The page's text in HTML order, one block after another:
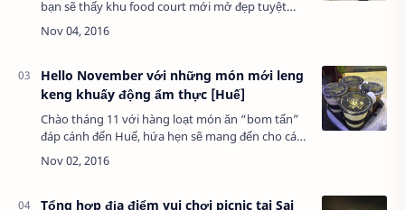
bạn sẽ thấy khu food court mới mở đẹp tuyệt
này với khoảng 15 gian hàng từ đồ ăn vặt, ăn no
đến các loại thức uống. Ở đây có tất …
Hello November với những món mới leng
keng khuấy động ẩm thực [Huế]
Chào tháng 11 với hàng loạt món ăn “bom tấn”
đáp cánh đến Huế, hứa hẹn sẽ mang đến cho các
tín đồ ẩm thực nhà mình nhiều trải nghiệm vị giác
mới lạ. Cùng đón xem đây là những món g…
Tổng hợp địa điểm vui chơi picnic tai Sai